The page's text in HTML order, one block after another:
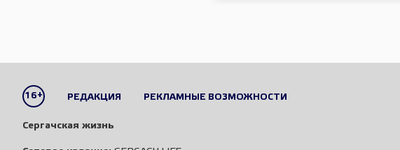
16+ РЕДАКЦИЯ РЕКЛАМНЫЕ ВОЗМОЖНОСТИ
Сергачская жизнь